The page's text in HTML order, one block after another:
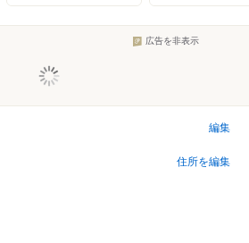
広告を非表示
編集
住所を編集